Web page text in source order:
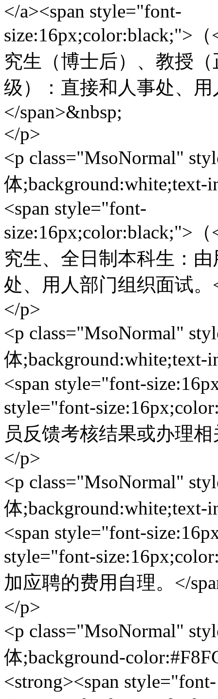
</a><span style="font-
size:16px;color:black;">
究生（博士后）、教授
级）：直接和人事处、
</span>&nbsp;
</p>
<p class="MsoNormal"
体;background:white;text-
<span style="font-
size:16px;color:black;">
究生、全日制本科生：
处、用人部门组织面试。
</p>
<p class="MsoNormal"
体;background:white;text-
<span style="font-
style="font-
员反馈考核结果或办理
</p>
<p class="MsoNormal"
体;background:white;text-
<span style="font-
style="font-
加应聘的费用自理。</
</p>
<p class="MsoNormal"
体;background-
<strong><span style="font-